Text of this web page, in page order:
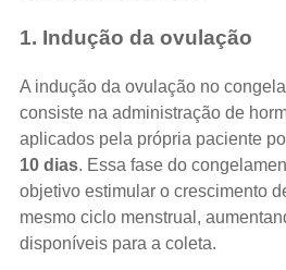
1. Indução da ovulação
A indução da ovulação no
consiste na administração de
aplicados pela própria paciente
10 dias. Essa fase do
objetivo estimular o crescimento
mesmo ciclo menstrual,
disponíveis para a coleta.